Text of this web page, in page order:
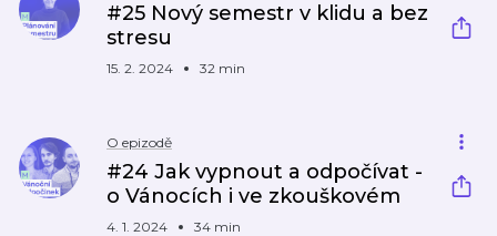
#25 Nový semestr v klidu a bez
stresu
15. 2. 2024 32 min
O epizodě
#24 Jak vypnout a odpočívat -
o Vánocích i ve zkouškovém
4. 1. 2024 34 min